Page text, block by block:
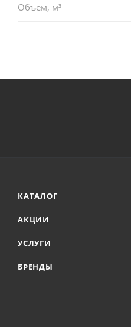
Объем, м³
КАТАЛОГ
АКЦИИ
УСЛУГИ
БРЕНДЫ